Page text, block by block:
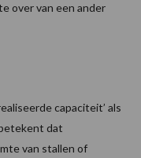
over van een ander
capaciteit’ als
dat
van stallen of